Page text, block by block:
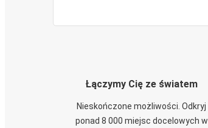
Łączymy Cię ze światem
Nieskończone możliwości. Odkryj
ponad 8 000 miejsc docelowych w